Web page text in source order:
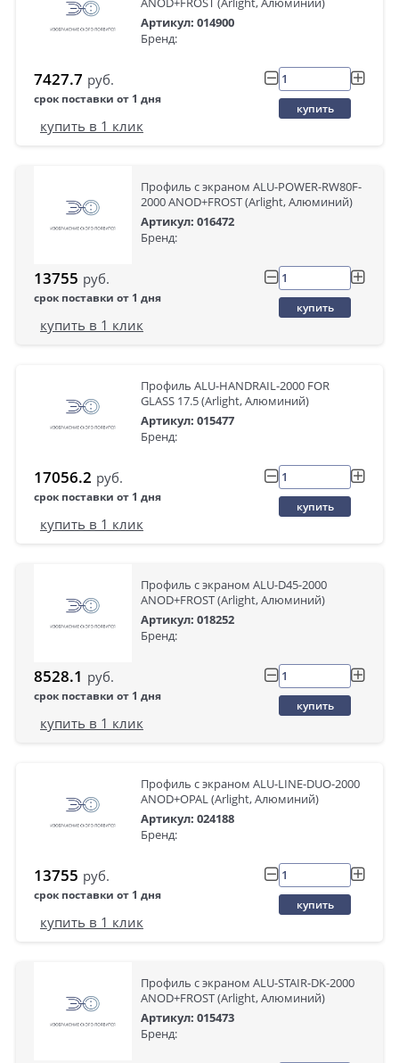
Артикул: 014900
Бренд:
7427.7 руб.
срок поставки от 1 дня
купить
купить в 1 клик
Профиль с экраном ALU-POWER-RW80F-
2000 ANOD+FROST (Arlight, Алюминий)
Артикул: 016472
Бренд:
13755 руб.
срок поставки от 1 дня
купить
купить в 1 клик
Профиль ALU-HANDRAIL-2000 FOR
GLASS 17.5 (Arlight, Алюминий)
Артикул: 015477
Бренд:
17056.2 руб.
срок поставки от 1 дня
купить
купить в 1 клик
Профиль с экраном ALU-D45-2000
ANOD+FROST (Arlight, Алюминий)
Артикул: 018252
Бренд:
8528.1 руб.
срок поставки от 1 дня
купить
купить в 1 клик
Профиль с экраном ALU-LINE-DUO-2000
ANOD+OPAL (Arlight, Алюминий)
Артикул: 024188
Бренд:
13755 руб.
срок поставки от 1 дня
купить
купить в 1 клик
Профиль с экраном ALU-STAIR-DK-2000
ANOD+FROST (Arlight, Алюминий)
Артикул: 015473
Бренд: